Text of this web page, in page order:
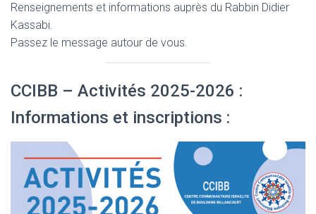
Renseignements et informations auprès du Rabbin Didier
Kassabi.
Passez le message autour de vous.
CCIBB – Activités 2025-2026 :
Informations et inscriptions :